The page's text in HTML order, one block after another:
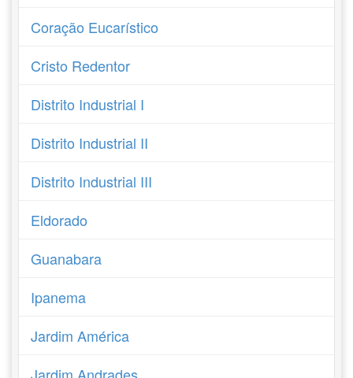
Coração Eucarístico
Cristo Redentor
Distrito Industrial I
Distrito Industrial II
Distrito Industrial III
Eldorado
Guanabara
Ipanema
Jardim América